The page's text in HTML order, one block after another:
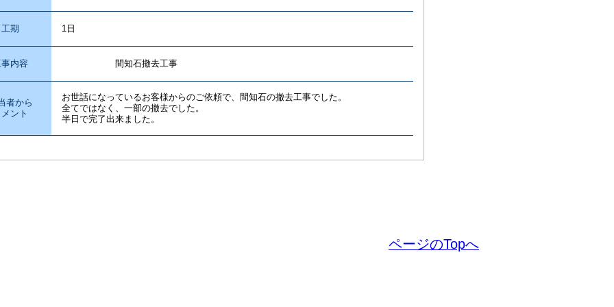
工期 1日
内容 間知石撤去工事
者から
ント
お世話になっているお客様からのご依頼で、間知石の撤去工事でした。
全てではなく、一部の撤去でした。
半日で完了出来ました。
ページのTopへ